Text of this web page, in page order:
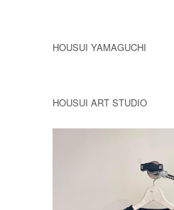
HOUSUI YAMAGUCHI
HOUSUI ART STUDIO